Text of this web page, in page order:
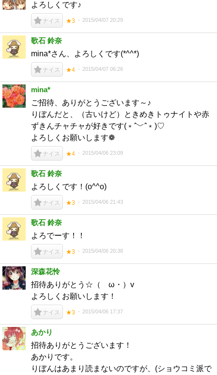
よろしくです♪
ナイス ★3 2015/04/07 20:29
歌石 鈴奈
mina*さん、よろしくです(*^^*)
ナイス ★4 2015/04/07 06:26
mina*
ご招待、ありがとうございます～♪
りぼんだと、（古いけど）ときめきトゥナイトや赤
ずきんチャチャが好きです(﹡ˆ﹀ˆ﹡)♡
よろしくお願いします❁
ナイス ★4 2015/04/06 23:09
歌石 鈴奈
よろしくです！(o^^o)
ナイス ★3 2015/04/06 21:43
歌石 鈴奈
よろでーす！！
ナイス ★3 2015/04/06 20:38
深森花怜
招待ありがとう☆（ゝω・）v
よろしくお願いします！
ナイス ★3 2015/04/06 17:37
あかり
招待ありがとうございます！
あかりです。
りぼんはあまり読まないのですが、(ショウコミ派で